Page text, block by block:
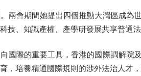
會期間她提出四個推動大灣區成為
技、知識產權、產學研發展共享普通
際的重要工具，香港的國際調解院
，培養精通國際規則的涉外法治人才